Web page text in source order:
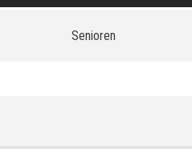
Senioren